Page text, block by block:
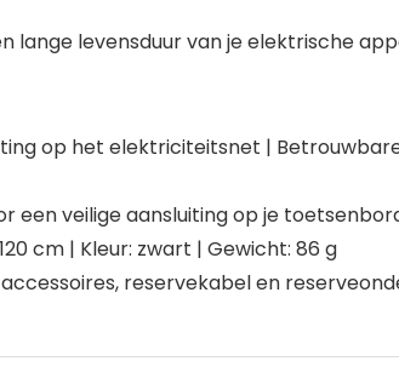
lange levensduur van je elektrische
op het elektriciteitsnet |
veilige aansluiting op je
cm | Kleur: zwart | Gewicht: 86 g
reservekabel en